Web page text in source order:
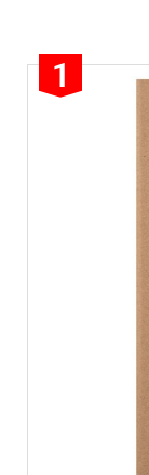
명 10 가
지1